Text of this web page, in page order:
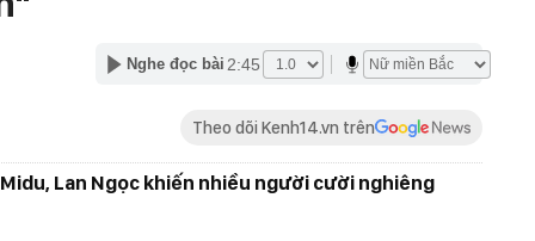
Nghe đọc bài 2:45
Theo dõi Kenh14.vn trên
Lan Ngọc khiến nhiều người cười nghiêng